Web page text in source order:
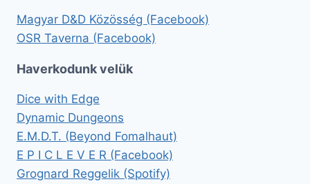
Magyar D&D Közösség (Facebook)
OSR Taverna (Facebook)
Haverkodunk velük
Dice with Edge
Dynamic Dungeons
E.M.D.T. (Beyond Fomalhaut)
E P I C L E V E R (Facebook)
Grognard Reggelik (Spotify)